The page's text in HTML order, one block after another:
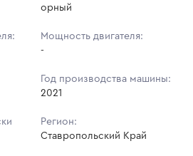
орный
Мощность двигателя:
-
Год производства машины:
2021
Регион:
Ставропольский Край